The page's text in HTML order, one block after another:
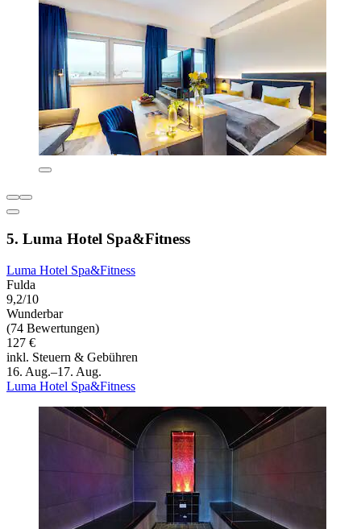
5. Luma Hotel Spa&Fitness
Luma Hotel Spa&Fitness
Fulda
9,2/10
Wunderbar
(74 Bewertungen)
127 €
inkl. Steuern & Gebühren
16. Aug.–17. Aug.
Luma Hotel Spa&Fitness